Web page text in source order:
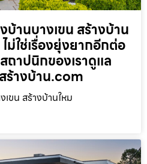
บ้านบางเขน สร้างบ้าน
ม่ใช่เรื่องยุ่งยากอีกต่อ
ถาปนิกของเราดูแล
ร้างบ้าน.com
ขน สร้างบ้านใหม